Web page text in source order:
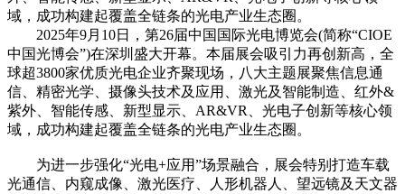
域，成功构建起覆盖全链条的光电产业生态圈。
2025年9月10日，第26届中国国际光电博览会(简称“CIOE
中国光博会”)在深圳盛大开幕。本届展会吸引力再创新高，全
球超3800家优质光电企业齐聚现场，八大主题展聚焦信息通
信、精密光学、摄像头技术及应用、激光及智能制造、红外&
紫外、智能传感、新型显示、AR&VR、光电子创新等核心领
域，成功构建起覆盖全链条的光电产业生态圈。
为进一步强化“光电+应用”场景融合，展会特别打造车载
光通信、内窥成像、激光医疗、人形机器人、望远镜及天文器